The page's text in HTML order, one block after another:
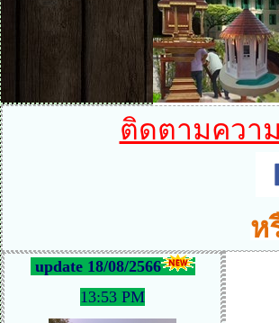
ติดตามควา
ห
update 18/08/2566
13:53 PM